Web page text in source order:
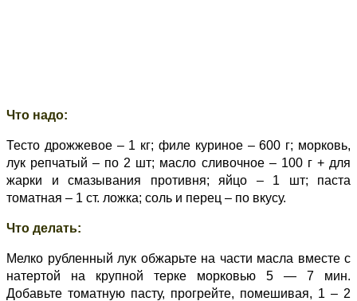
Что надо:
Тесто дрожжевое – 1 кг; филе куриное – 600 г; морковь,
лук репчатый – по 2 шт; масло сливочное – 100 г + для
жарки и смазывания противня; яйцо – 1 шт; паста
томатная – 1 ст. ложка; соль и перец – по вкусу.
Что делать:
Мелко рубленный лук обжарьте на части масла вместе с
натертой на крупной терке морковью 5 — 7 мин.
Добавьте томатную пасту, прогрейте, помешивая, 1 – 2